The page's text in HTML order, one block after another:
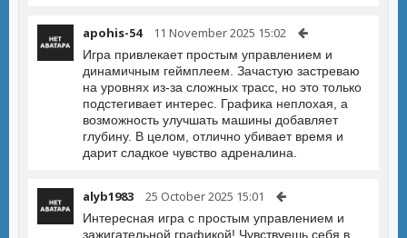
apohis-54 11 November 2025 15:02
Игра привлекает простым управлением и
динамичным геймплеем. Зачастую застреваю
на уровнях из-за сложных трасс, но это только
подстегивает интерес. Графика неплохая, а
возможность улучшать машины добавляет
глубину. В целом, отлично убивает время и
дарит сладкое чувство адреналина.
alyb1983 25 October 2025 15:01
Интересная игра с простым управлением и
зажигательной графикой! Чувствуешь себя в